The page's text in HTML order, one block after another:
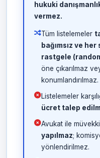
hukuki
vermez.
Tüm listelemeler
bağımsız ve
rastgele
öne çıkarılmaz
konumlandırılmaz.
Listelemeler
ücret talep
Avukat ile
yapılmaz;
yönlendirilmez.